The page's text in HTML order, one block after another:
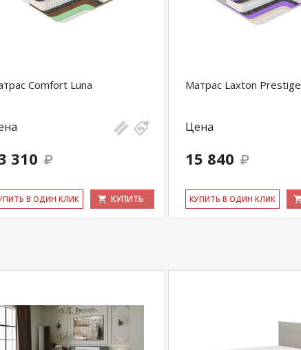
Comfort Luna
310
В ОДИН КЛИК КУПИТЬ
Матрас Laxton Prestige
Цена
15 840
КУ­ПИТЬ В ОДИН КЛИК